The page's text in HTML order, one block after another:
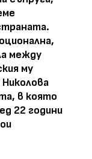
между
му
в която
22 години